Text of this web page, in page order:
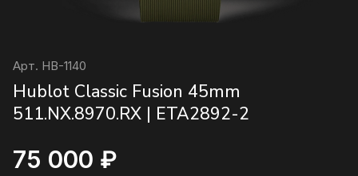
Арт. HB-1140
Hublot Classic Fusion 45mm
511.NX.8970.RX | ETA2892-2
75 000 ₽